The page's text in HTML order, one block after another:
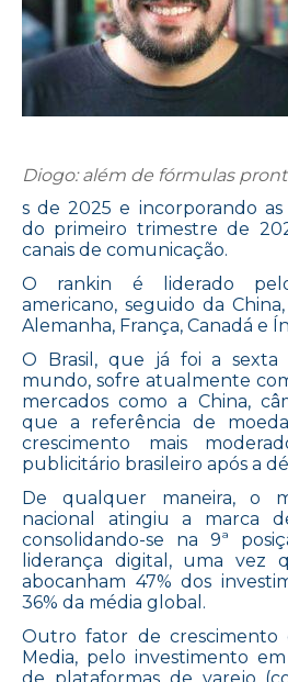
Diogo: além de fórmulas
s de 2025 e incorporando as
do primeiro trimestre de
canais de comunicação.
O rankin é liderado
americano, seguido da
Alemanha, França, Canadá e
O Brasil, que já foi a sexta
mundo, sofre atualmente
mercados como a China,
que a referência de
crescimento mais
publicitário brasileiro após a
De qualquer maneira, o
nacional atingiu a marca
consolidando-se na 9ª
liderança digital, uma vez
abocanham 47% dos
36% da média global.
Outro fator de crescimento
Media, pelo investimento